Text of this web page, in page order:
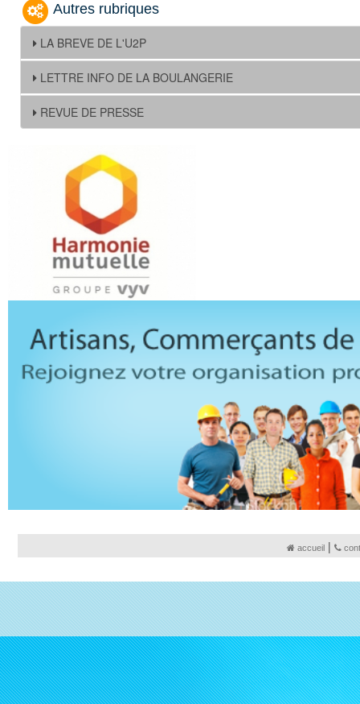
Autres rubriques
LA BREVE DE L'U2P
LETTRE INFO DE LA BOULANGERIE
REVUE DE PRESSE
accueil|